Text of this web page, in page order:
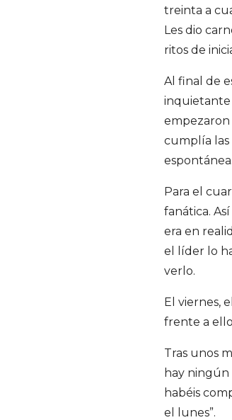
treinta a
Les dio
ritos de
Al final de
inquietante
empezaron
cumplía las
espontánea.
Para el
fanática.
era en
el líder lo
verlo.
El viernes,
frente a
Tras unos
hay ningún
habéis
el lunes”.